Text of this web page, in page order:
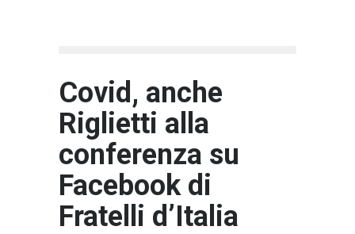
Covid, anche
Riglietti alla
conferenza su
Facebook di
Fratelli d’Italia